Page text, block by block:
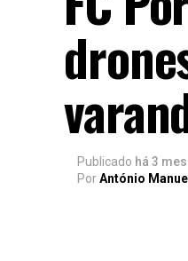
Publicado há 3
PorAntónio